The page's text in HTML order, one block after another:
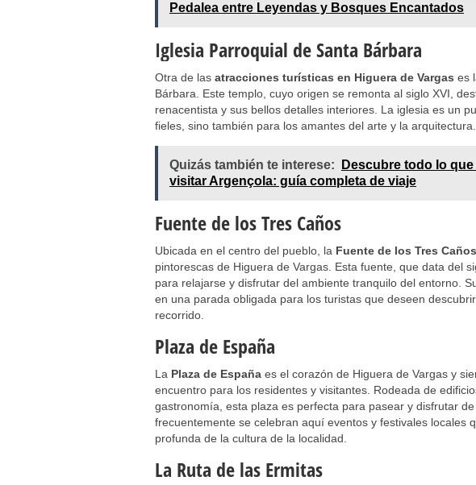
Pedalea entre Leyendas y Bosques Encantados
Iglesia Parroquial de Santa Bárbara
Otra de las atracciones turísticas en Higuera de Vargas es
Bárbara. Este templo, cuyo origen se remonta al siglo XVI,
renacentista y sus bellos detalles interiores. La iglesia es un
fieles, sino también para los amantes del arte y la arquitectura.
Quizás también te interese:
Descubre todo lo
visitar Argençola: guía completa de viaje
Fuente de los Tres Caños
Ubicada en el centro del pueblo, la Fuente de los Tres Caños
pintorescas de Higuera de Vargas. Esta fuente, que data del
para relajarse y disfrutar del ambiente tranquilo del entorno.
en una parada obligada para los turistas que deseen
recorrido.
Plaza de España
La Plaza de España es el corazón de Higuera de Vargas y
encuentro para los residentes y visitantes. Rodeada de
gastronomía, esta plaza es perfecta para pasear y disfrutar
frecuentemente se celebran aquí eventos y festivales locales
profunda de la cultura de la localidad.
La Ruta de las Ermitas